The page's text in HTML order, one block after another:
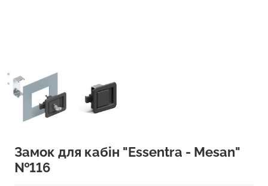
Замок для кабін "Essentra - Mesan"
№116